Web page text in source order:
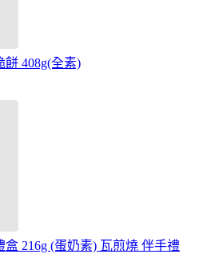
408g(全素)
216g (蛋奶素) 瓦煎燒 伴手禮